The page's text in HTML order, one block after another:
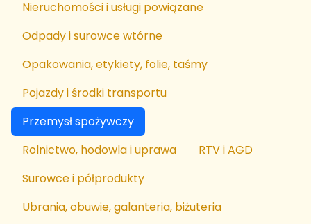
Nieruchomości i usługi powiązane
Odpady i surowce wtórne
Opakowania, etykiety, folie, taśmy
Pojazdy i środki transportu
Przemysł spożywczy
Rolnictwo, hodowla i uprawa
RTV i AGD
Surowce i półprodukty
Ubrania, obuwie, galanteria, biżuteria